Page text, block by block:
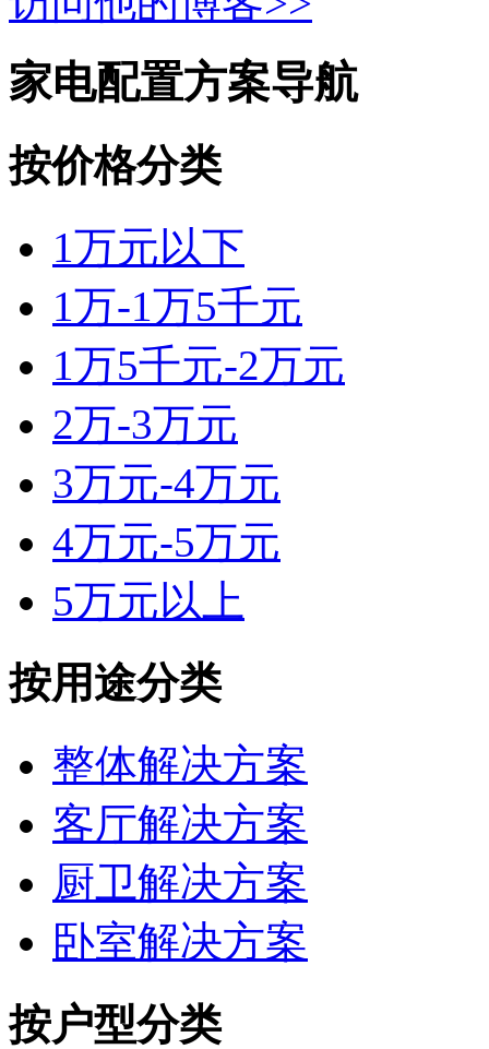
家电配置方案导航
按价格分类
1万元以下
1万-1万5千元
1万5千元-2万元
2万-3万元
3万元-4万元
4万元-5万元
5万元以上
按用途分类
整体解决方案
客厅解决方案
厨卫解决方案
卧室解决方案
按户型分类